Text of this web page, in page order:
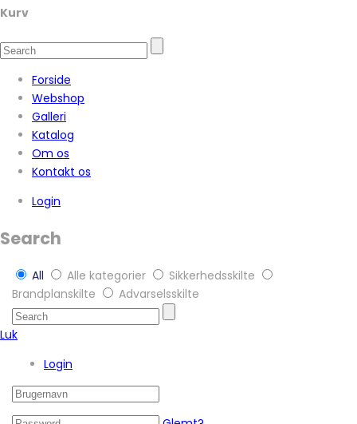
Kurv
Forside
Webshop
Galleri
Katalog
Om os
Kontakt os
Login
Search
All Alle kategorier
Sikkerhedsskilte
Brandplanskilte
Advarselsskilte
Luk
Login